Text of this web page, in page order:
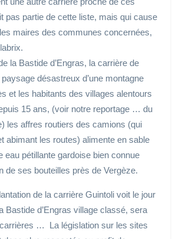
pas partie de cette liste, mais qui cause
maires des communes concernées,
la Bastide d’Engras, la carrière de
désastreux d’une montagne
et les habitants des villages alentours
15 ans, (voir notre reportage … du
les affres routiers des camions (qui
abimant les routes) alimente en sable
eau pétillante gardoise bien connue
de ses bouteilles près de Vergèze.
de la carrière Guintoli voit le jour
Bastide d’Engras village classé, sera
… La législation sur les sites